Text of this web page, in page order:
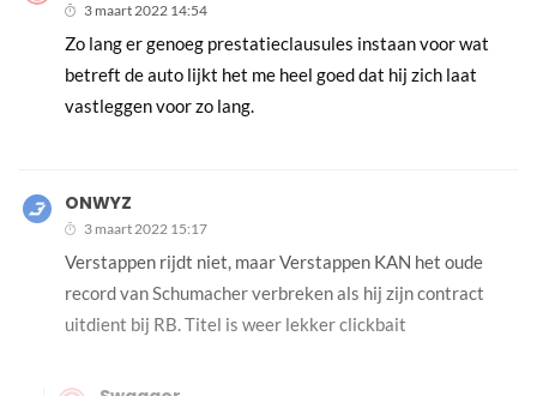
3 maart 2022 14:54
Zo lang er genoeg prestatieclausules instaan voor wat
betreft de auto lijkt het me heel goed dat hij zich laat
vastleggen voor zo lang.
ONWYZ
3 maart 2022 15:17
Verstappen rijdt niet, maar Verstappen KAN het oude
record van Schumacher verbreken als hij zijn contract
uitdient bij RB. Titel is weer lekker clickbait